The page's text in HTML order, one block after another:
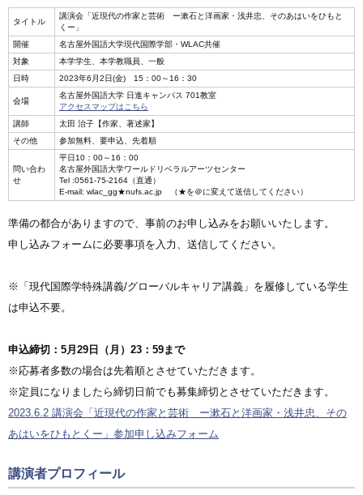
タイトル
講演会「近現代の作家と芸術 ー漱石と洋画家・浅井忠、そのあはいをひもと
くー」
開催
名古屋外国語大学現代国際学部・WLAC共催
対象
本学学生、本学教職員、一般
日時
2023年6月2日(金) 15：00～16：30
会場
名古屋外国語大学 日進キャンパス 701教室
アクセスマップはこちら
講師
太田 治子【作家、著述家】
その他
参加無料、要申込、先着順
問い合わ
せ
平日10：00～16：00
名古屋外国語大学ワールドリベラルアーツセンター
Tel :0561-75-2164（直通）
E-mail: wlac_gg★nufs.ac.jp （★を＠に変えて送信してください）
準備の都合がありますので、事前のお申し込みをお願いいたします。
申し込みフォームに必要事項を入力、送信してください。
※「現代国際学特殊講義/グローバルキャリア講義」を履修している学生
は申込不要。
申込締切：5月29日（月）23：59まで
※応募者多数の場合は先着順とさせていただきます。
※定員になりましたら締切日前でも募集締切とさせていただきます。
2023.6.2 講演会「近現代の作家と芸術 ー漱石と洋画家・浅井忠、その
あはいをひもとくー」参加申し込みフォーム
講演者プロフィール